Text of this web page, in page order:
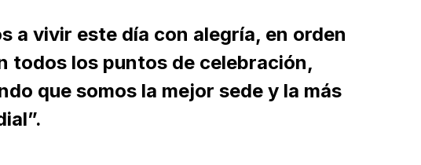
a vivir este día con alegría, en orden
todos los puntos de celebración,
que somos la mejor sede y la más